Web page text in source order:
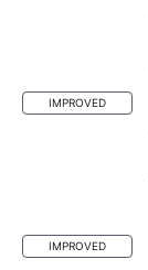
IMPROVED
IMPROVED